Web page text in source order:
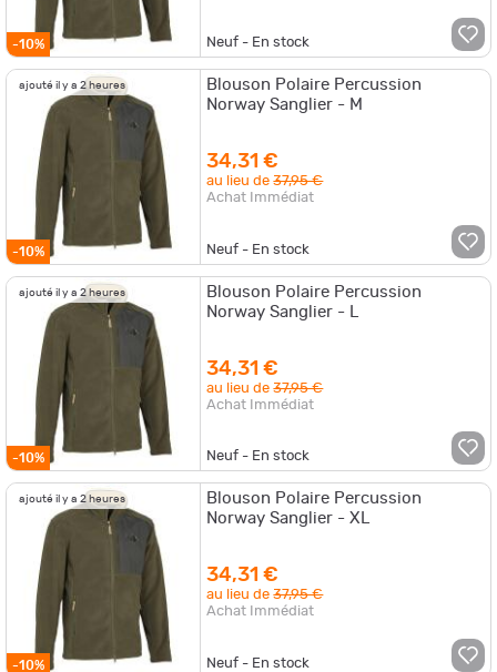
-10% Neuf - En stock
ajouté il y a 2 heures
-10%
Blouson Polaire Percussion
Norway Sanglier - M
34,31 €
au lieu de37,95 €
Achat Immédiat
Neuf - En stock
ajouté il y a 2 heures
-10%
Blouson Polaire Percussion
Norway Sanglier - L
34,31 €
au lieu de37,95 €
Achat Immédiat
Neuf - En stock
ajouté il y a 2 heures
-10%
Blouson Polaire Percussion
Norway Sanglier - XL
34,31 €
au lieu de37,95 €
Achat Immédiat
Neuf - En stock